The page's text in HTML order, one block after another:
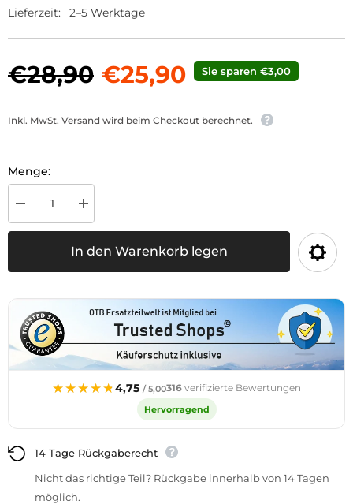
Lieferzeit:
2–5 Werktage
€28,90 €25,90 Sie sparen €3,00
Inkl. MwSt. Versand wird beim Checkout berechnet.
Menge:
für
Schluss-,
Blinkleuchte
Menge
für
Schluss-,
Brems-,
Blinkleuchte
In den Warenkorb legen
★★★★★
★★★★★4,75 / 5,00316 verifizierte Bewertungen
Hervorragend
14 Tage Rückgaberecht
Nicht das richtige Teil? Rückgabe innerhalb von 14 Tagen
möglich.